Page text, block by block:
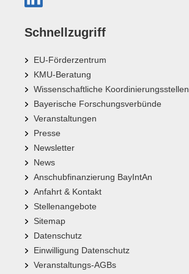
Schnellzugriff
EU-Förderzentrum
KMU-Beratung
Wissenschaftliche Koordinierungsstellen
Bayerische Forschungsverbünde
Veranstaltungen
Presse
Newsletter
News
Anschubfinanzierung BayIntAn
Anfahrt & Kontakt
Stellenangebote
Sitemap
Datenschutz
Einwilligung Datenschutz
Veranstaltungs-AGBs